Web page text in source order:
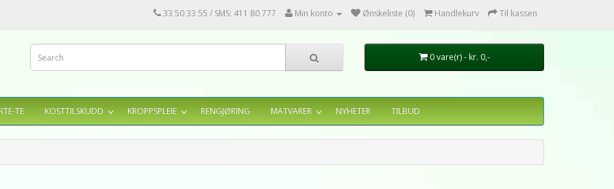
33 50 33 55 / SMS: 411 80 777 Min konto Ønskeliste (0) Handlekurv Til kassen
0 vare(r) - kr. 0,-
TE KOSTTILSKUDD KROPPSPLEIE RENGJØRING MATVARER NYHETER TILBUD